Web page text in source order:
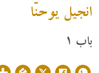
انجيل يوحنّا
باب ۱